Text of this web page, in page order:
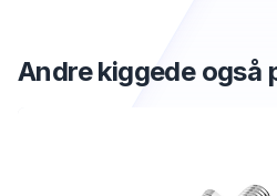
Andre kiggede også